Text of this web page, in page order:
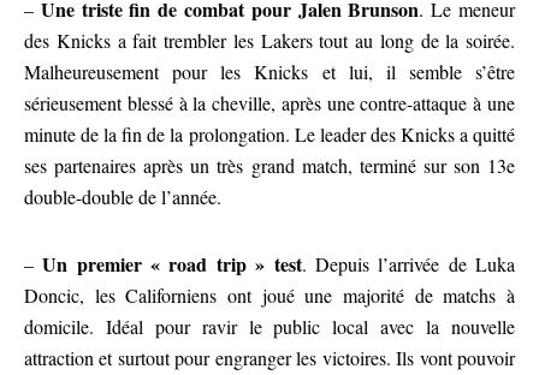
– Une triste fin de combat pour Jalen Brunson. Le meneur
des Knicks a fait trembler les Lakers tout au long de la soirée.
Malheureusement pour les Knicks et lui, il semble s’être
sérieusement blessé à la cheville, après une contre-attaque à une
minute de la fin de la prolongation. Le leader des Knicks a quitté
ses partenaires après un très grand match, terminé sur son 13e
double-double de l’année.
–Un premier « road trip » test. Depuis l’arrivée de Luka
Doncic, les Californiens ont joué une majorité de matchs à
domicile. Idéal pour ravir le public local avec la nouvelle
attraction et surtout pour engranger les victoires. Ils vont pouvoir